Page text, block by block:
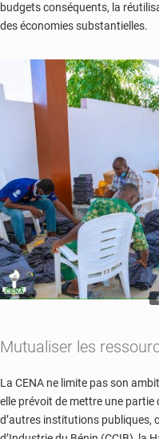
budgets conséquents, la
des économies substantielles.
Mutualiser les
La CENA ne limite pas son
elle prévoit de mettre une
d’autres institutions publiques,